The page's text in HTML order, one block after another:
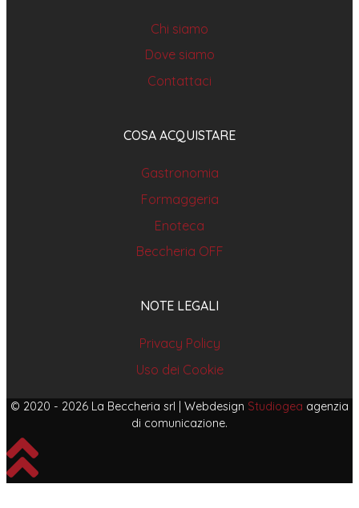
Chi siamo
Dove siamo
Contattaci
COSA ACQUISTARE
Gastronomia
Formaggeria
Enoteca
Beccheria OFF
NOTE LEGALI
Privacy Policy
Uso dei Cookie
© 2020 - 2026 La Beccheria srl | Webdesign Studiogea agenzia
di comunicazione.